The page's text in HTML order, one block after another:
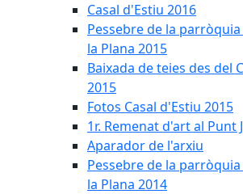
Casal d'Estiu 2016
Pessebre de la
la Plana 2015
Baixada de teies des del
2015
Fotos Casal d'Estiu 2015
1r. Remenat d'art al Punt
Aparador de l'arxiu
Pessebre de la
la Plana 2014